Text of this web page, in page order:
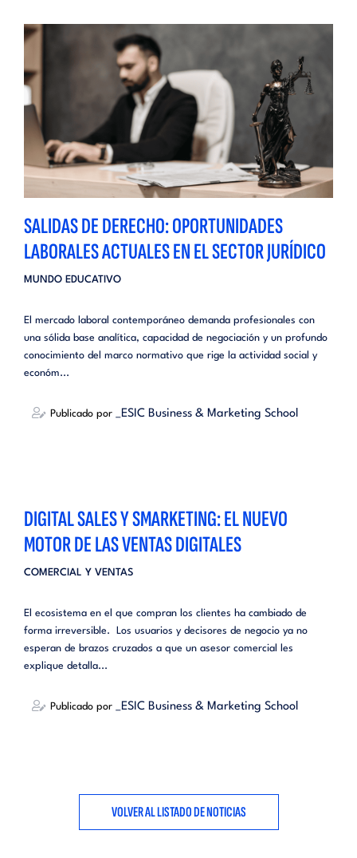
SALIDAS DE DERECHO: OPORTUNIDADES
LABORALES ACTUALES EN EL SECTOR JURÍDICO
MUNDO EDUCATIVO
El mercado laboral contemporáneo demanda profesionales con
una sólida base analítica, capacidad de negociación y un profundo
conocimiento del marco normativo que rige la actividad social y
económ...
Publicado por _ESIC Business & Marketing School
DIGITAL SALES Y SMARKETING: EL NUEVO
MOTOR DE LAS VENTAS DIGITALES
COMERCIAL Y VENTAS
El ecosistema en el que compran los clientes ha cambiado de
forma irreversible. Los usuarios y decisores de negocio ya no
esperan de brazos cruzados a que un asesor comercial les
explique detalla...
Publicado por _ESIC Business & Marketing School
VOLVER AL LISTADO DE NOTICIAS